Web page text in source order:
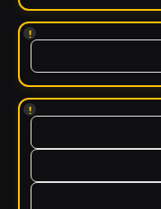
!
!